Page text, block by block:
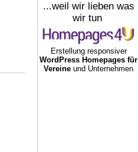
...weil wir lieben was
wir tun
Erstellung responsiver
WordPress Homepages für
Vereine und Unternehmen